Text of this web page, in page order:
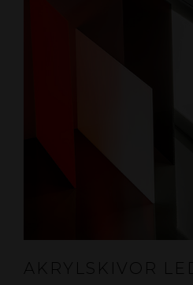
AKRYLSKIVOR LED